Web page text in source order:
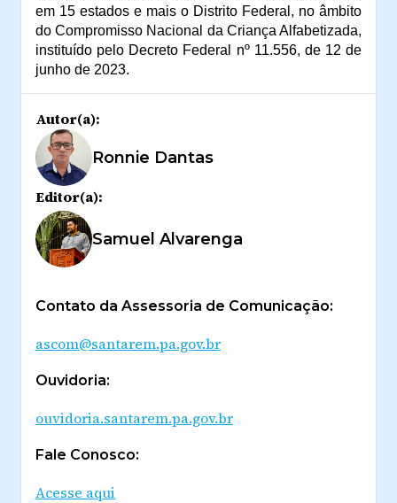
em 15 estados e mais o Distrito Federal, no âmbito
do Compromisso Nacional da Criança Alfabetizada,
instituído pelo Decreto Federal nº 11.556, de 12 de
junho de 2023.
Autor(a):
Ronnie Dantas
Editor(a):
Samuel Alvarenga
Contato da Assessoria de Comunicação:
ascom@santarem.pa.gov.br
Ouvidoria:
ouvidoria.santarem.pa.gov.br
Fale Conosco:
Acesse aqui